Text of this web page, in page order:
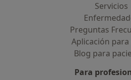
Servicios
Preguntas
Aplicación
Blog para
Para